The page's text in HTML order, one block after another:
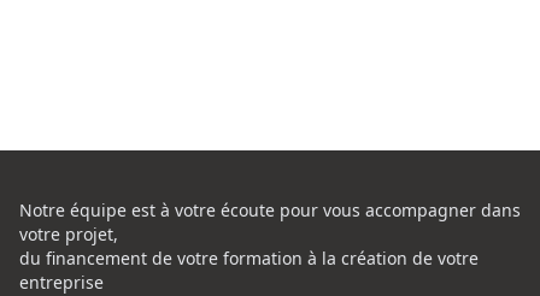
Notre équipe est à votre écoute pour vous accompagner dans
votre projet,
du financement de votre formation à la création de votre
entreprise